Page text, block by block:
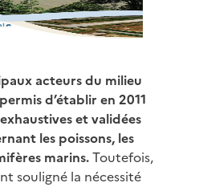
acteurs du milieu
d’établir en 2011
et validées
les poissons, les
marins.Toutefois,
souligné la nécessité